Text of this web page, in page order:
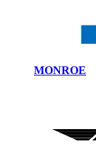
MONROE